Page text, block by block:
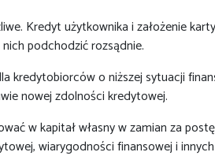
Kredyt użytkownika i założenie
podchodzić rozsądnie.
kredytobiorców o niższej sytuacji
nowej zdolności kredytowej.
w kapitał własny w zamian za
wiarygodności finansowej i